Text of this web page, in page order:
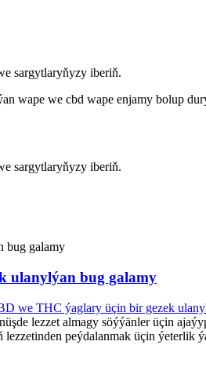
sargytlaryňyzy iberiň.
wape we cbd wape enjamy bolup
sargytlaryňyzy iberiň.
ulanylýan bug galamy
we THC ýaglary üçin bir gezek
lezzet almagy söýýänler üçin
peýdalanmak üçin ýeterlik